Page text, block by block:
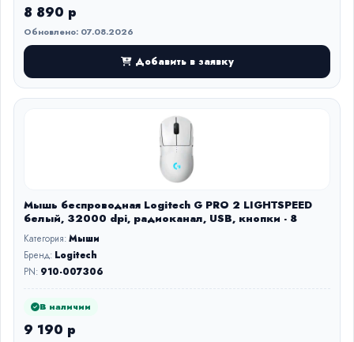
8 890 р
Обновлено: 07.08.2026
Добавить в заявку
Мышь беспроводная Logitech G PRO 2 LIGHTSPEED
белый, 32000 dpi, радиоканал, USB, кнопки - 8
Категория:Мыши
Бренд: Logitech
PN: 910-007306
В наличии
9 190 р